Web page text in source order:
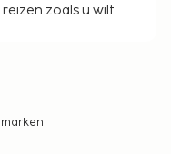
zoals u wilt.